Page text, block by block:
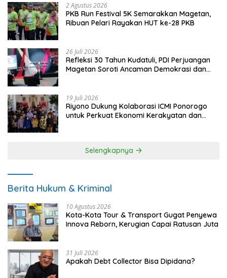
2 Agustus 2026
PKB Run Festival 5K Semarakkan Magetan,
Ribuan Pelari Rayakan HUT ke-28 PKB
26 Juli 2026
Refleksi 30 Tahun Kudatuli, PDI Perjuangan
Magetan Soroti Ancaman Demokrasi dan
19 Juli 2026
Riyono Dukung Kolaborasi ICMI Ponorogo
untuk Perkuat Ekonomi Kerakyatan dan
Selengkapnya
Berita Hukum & Kriminal
10 Agustus 2026
Kota-Kota Tour & Transport Gugat Penyewa
Innova Reborn, Kerugian Capai Ratusan Juta
31 Juli 2026
Apakah Debt Collector Bisa Dipidana?